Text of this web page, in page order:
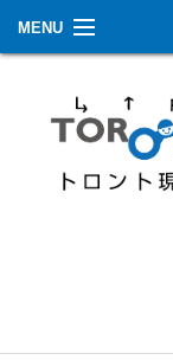
MENU
生活情報
その他